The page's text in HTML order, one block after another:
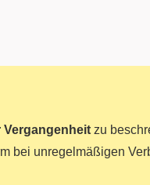
zu
bei unregelmäßigen